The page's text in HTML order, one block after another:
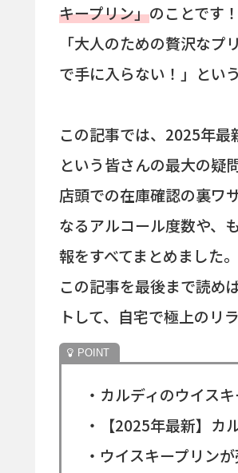
キープリン」のことです！
「大人のための贅沢な
で手に入らない！」とい
この記事では、2025年最
という皆さんの最大の疑
店頭での在庫確認の裏ワ
なるアルコール度数や、
報をすべてまとめました。
この記事を最後まで読め
トして、自宅で極上のリ
・カルディのウイス
・【2025年最新】カ
・ウイスキープリン